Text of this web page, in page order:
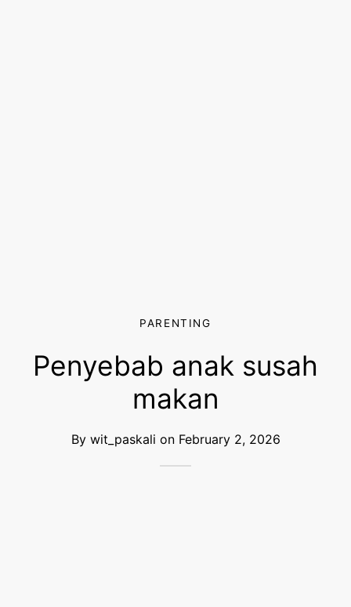
PARENTING
Penyebab anak susah
makan
By wit_paskali on February 2, 2026